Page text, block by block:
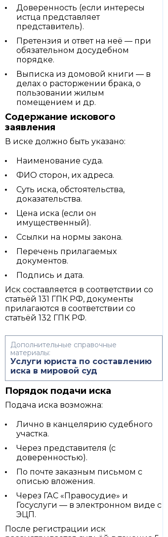
Доверенность (если интересы
истца представляет
представитель).
Претензия и ответ на неё — при
обязательном досудебном
порядке.
Выписка из домовой книги — в
делах о расторжении брака, о
пользовании жилым
помещением и др.
Содержание искового
заявления
В иске должно быть указано:
Наименование суда.
ФИО сторон, их адреса.
Суть иска, обстоятельства,
доказательства.
Цена иска (если он
имущественный).
Ссылки на нормы закона.
Перечень прилагаемых
документов.
Подпись и дата.
Иск составляется в соответствии со
статьёй 131 ГПК РФ, документы
прилагаются в соответствии со
статьёй 132 ГПК РФ.
Дополнительные справочные
материалы:
Услуги юриста по составлению
иска в мировой суд
Порядок подачи иска
Подача иска возможна:
Лично в канцелярию судебного
участка.
Через представителя (с
доверенностью).
По почте заказным письмом с
описью вложения.
Через ГАС «Правосудие» и
Госуслуги — в электронном виде с
ЭЦП.
После регистрации иск